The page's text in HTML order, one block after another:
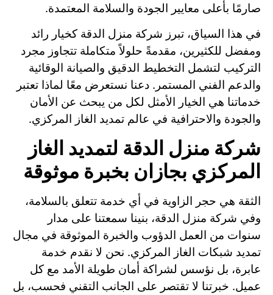
صارمًا بأعلى معايير الجودة والسلامة المعتمدة.
في هذا السياق، تبرز شركة منزل الدقة كخيار رائد
ومفضل للكثيرين، مقدمةً حلولاً متكاملة تتجاوز مجرد
التركيب لتشمل التخطيط الدقيق والصيانة الوقائية
والدعم الفني المستمر. دعنا نستعرض معًا لماذا تعتبر
خدماتنا هي الخيار الأمثل لكل من يبحث عن الأمان
والجودة والاحترافية في عالم تمديد الغاز المركزي.
شركة منزل الدقة لتمديد الغاز
المركزي بجازان بخبرة موثوقة
الثقة هي حجر الزاوية في أي خدمة تتعلق بالسلامة،
وفي شركة منزل الدقة، بنينا سمعتنا على مدار
سنوات من العمل الدؤوب والخبرة الموثوقة في مجال
تمديد شبكات الغاز المركزي. نحن لا نقدم خدمة
عابرة، بل نؤسس لشراكة أمان طويلة الأمد مع كل
عميل. خبرتنا لا تقتصر على الجانب التقني فحسب، بل